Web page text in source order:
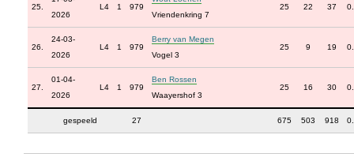
25.
2026
L4 1 979
Vriendenkring 7
25 22 37
26.
24-03-
2026
L4 1 979
Berry van Megen
Vogel 3
25 9 19
27.
01-04-
2026
L4 1 979
Ben Rossen
Waayershof 3
25 16 30
gespeeld 27 675 503 918